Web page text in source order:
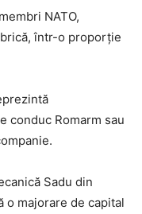
NATO,
într-o proporție
conduc Romarm sau
Sadu din
o majorare de capital